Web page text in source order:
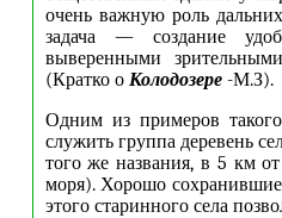
очень важную роль
задача — создание
выверенными
(Кратко о Колодозере-М.З).
Одним из примеров
служить группа деревень
того же названия, в 5 км
моря). Хорошо
этого старинного села